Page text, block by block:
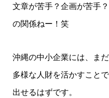
文章が苦手？企画が苦手
の関係ねー！笑
沖縄の中小企業には、ま
多様な人財を活かすこと
出せるはずです。